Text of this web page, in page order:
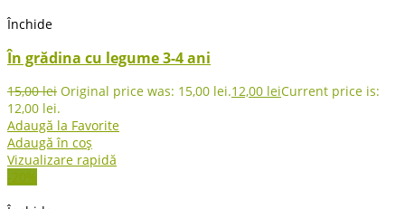
Închide
În grădina cu legume 3-4 ani
15,00lei Original price was: 15,00 lei.12,00 leiCurrent price is:
12,00 lei.
Adaugă la Favorite
Adaugă în coș
Vizualizare rapidă
-20%